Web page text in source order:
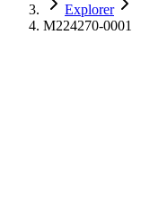
Explorer
M224270-0001